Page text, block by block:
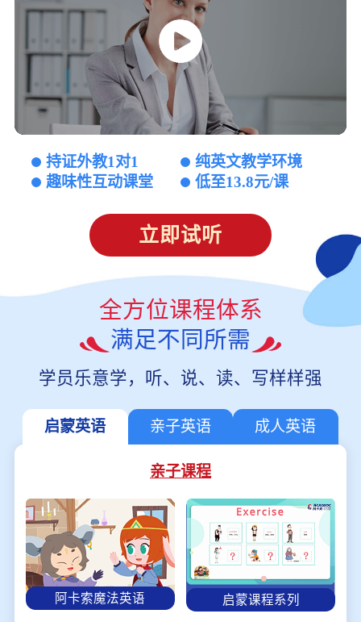
持证外教1对1
纯英文教学环境
趣味性互动课堂
低至13.8元/课
立即试听
全方位课程体系
满足不同所需
学员乐意学，听、说、读、写样样强
启蒙英语 亲子英语 成人英语
亲子课程
阿卡索魔法英语 启蒙课程系列